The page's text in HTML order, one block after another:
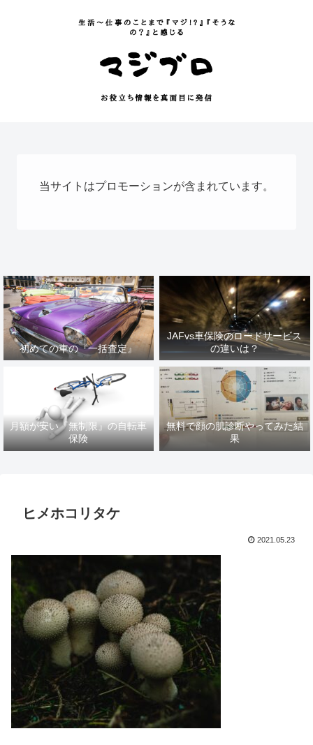
当サイトはプロモーションが含まれています。
初めての車の『一括査定』
JAFvs車保険のロードサービス
の違いは？
月額が安い『無制限』の自転車
保険
無料で顔の肌診断やってみた結
果
ヒメホコリタケ
2021.05.23